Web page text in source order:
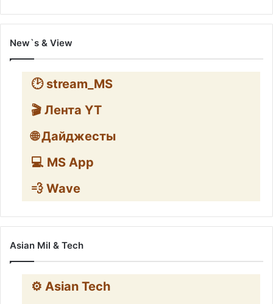
New`s & View
🕑 stream_MS
🎬 Лента YT
🌐 Дайджесты
💻 MS App
💨 Wave
Asian Mil & Tech
⚙️ Asian Tech